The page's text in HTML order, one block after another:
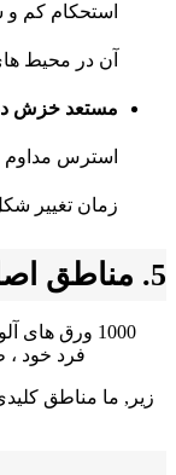
استحکام کم و
آن در محیط
مستعد خزش در
استرس
زمان تغییر
5. مناطق اصلی کاربرد
1000 ورق
فرد خود ،
زیر, ما مناطق